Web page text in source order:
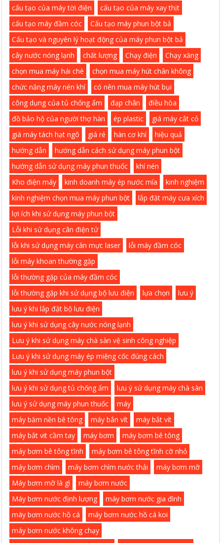
cấu tạo của máy tời điện
cấu tạo của máy xay thịt
cấu tạo máy đầm cóc
Cấu tạo máy phun bột bả
Cấu tạo và nguyên lý hoạt động của máy phun bột bả
cây nước nóng lạnh
chất lượng Chạy điện
Chạy xăng
chọn mua máy hái chè
chọn mua máy hút chân không
chức năng máy nén khí
có nên mua máy hút bụi
công dụng của tủ chống ẩm
đạp chân
điều hòa
đồ bảo hộ của người thợ hàn
ép plastic
giá máy cắt cỏ
giá máy tách hạt ngô
giá rẻ hàn cơ khí
hiệu quả
hướng dẫn
hướng dẫn cách sử dụng máy phun bột
hướng dẫn sử dụng máy phun thuốc
khí nén
Kho điện máy
kinh doanh máy ép nước mía
kinh nghiệm
kinh nghiệm chọn mua máy phun bột
lắp đặt máy cưa xích
lợi ích khi sử dụng máy phun bột
Lỗi khi sử dụng cân điện tử
lỗi khi sử dụng máy cân mực laser
lỗi máy đầm cóc
lỗi máy khoan thường gặp
lỗi thường gặp của máy đầm cóc
lỗi thường gặp khi sử dụng bộ lưu điện
lựa chọn
lưu ý
lưu ý khi lắp đặt bộ lưu điện
lưu ý khi sử dụng cây nước nóng lạnh
Lưu ý khi sử dụng máy chà sàn vệ sinh công nghiệp
Lưu ý khi sử dụng máy ép miệng cốc đúng cách
lưu ý khi sử dụng máy phun bột
lưu ý khi sử dụng tủ chống ẩm
lưu ý sử dụng máy chà sàn
lưu ý sử dụng máy phun thuốc
máy
máy băm nền bê tông
máy bắn vít
máy bắt vít
máy bắt vit cầm tay
máy bơm
máy bơm bê tông
máy bơm bê tông tĩnh
máy bơm bê tông tĩnh cỡ nhỏ
máy bơm chìm
máy bơm chìm nước thải
máy bơm mỡ
Máy bơm mỡ là gì
máy bơm nước
Máy bơm nước định lượng
máy bơm nước gia đình
máy bơm nước hồ cá
máy bơm nước hồ cá koi
máy bơm nước không chạy